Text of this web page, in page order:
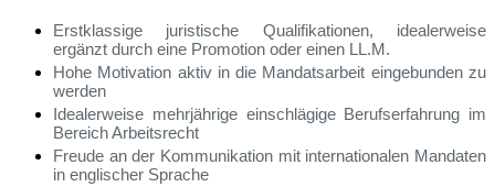
Erstklassige juristische Qualifikationen, idealerweise
ergänzt durch eine Promotion oder einen LL.M.
Hohe Motivation aktiv in die Mandatsarbeit eingebunden zu
werden
Idealerweise mehrjährige einschlägige Berufserfahrung im
Bereich Arbeitsrecht
Freude an der Kommunikation mit internationalen Mandaten
in englischer Sprache